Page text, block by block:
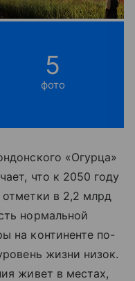
5
фото
«Огурца»
что к 2050 году
отметки в 2,2 млрд
нормальной
на континенте по-
жизни низок.
живет в местах,